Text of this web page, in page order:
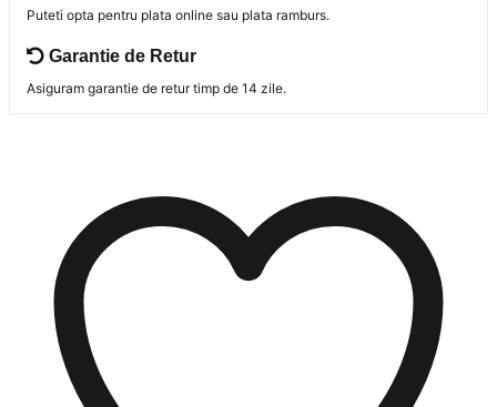
Puteti opta pentru plata online sau plata ramburs.
Garantie de Retur
Asiguram garantie de retur timp de 14 zile.